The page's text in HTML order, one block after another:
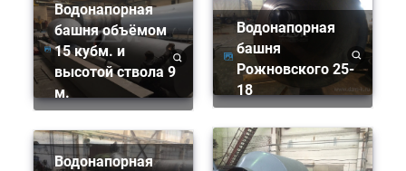
Водонапорная
башня объёмом
15 кубм. и
высотой ствола 9
м.
Водонапорная
Водонапорная
башня
Рожновского 25-
18